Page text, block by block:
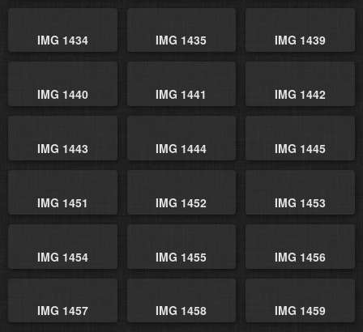
IMG 1434 IMG 1435 IMG 1439
IMG 1440 IMG 1441 IMG 1442
IMG 1443 IMG 1444 IMG 1445
IMG 1451 IMG 1452 IMG 1453
IMG 1454 IMG 1455 IMG 1456
IMG 1457 IMG 1458 IMG 1459